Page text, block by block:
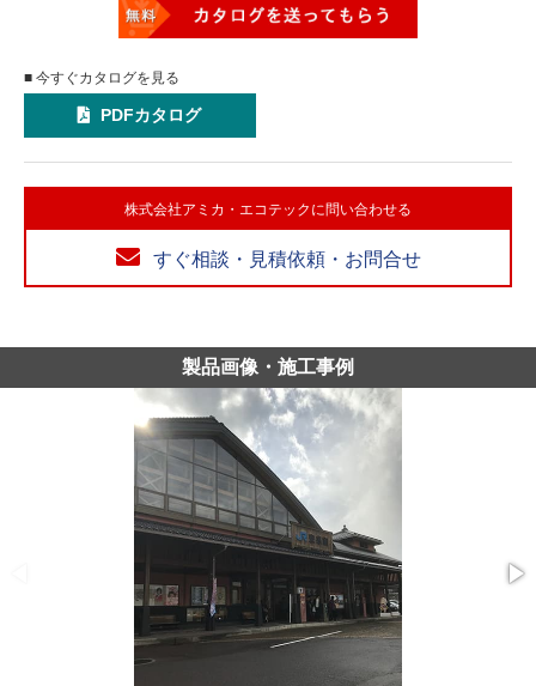
■ 今すぐカタログを見る
PDFカタログ
株式会社アミカ・エコテックに問い合わせる
すぐ相談・見積依頼・お問合せ
製品画像・施工事例